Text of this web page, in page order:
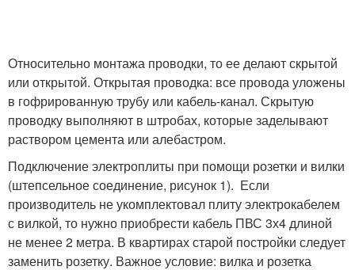
Относительно монтажа проводки, то ее делают скрытой
или открытой. Открытая проводка: все провода уложены
в гофрированную трубу или кабель-канал. Скрытую
проводку выполняют в штробах, которые заделывают
раствором цемента или алебастром.
Подключение электроплиты при помощи розетки и вилки
(штепсельное соединение, рисунок 1). Если
производитель не укомплектовал плиту электрокабелем
с вилкой, то нужно приобрести кабель ПВС 3х4 длиной
не менее 2 метра. В квартирах старой постройки следует
заменить розетку. Важное условие: вилка и розетка